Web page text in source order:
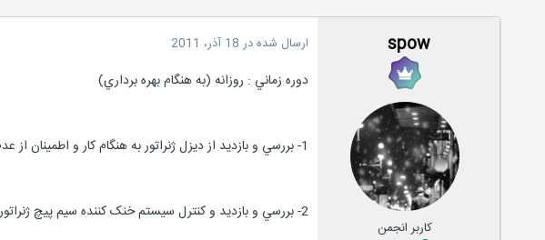
spow
کاربر انجمن
ارسال شده در 18 آذر، 2011
دوره زماني : روزانه (به هنگام بهره برداري)
1- بررسي و بازديد از ديزل ژنراتور به هنگام کار و اطمينان از عدم وجود صدا و لرزش غير عادي .
2- بررسي و بازديد و کنترل سيستم خنک کننده سيم پيچ ژنراتور .